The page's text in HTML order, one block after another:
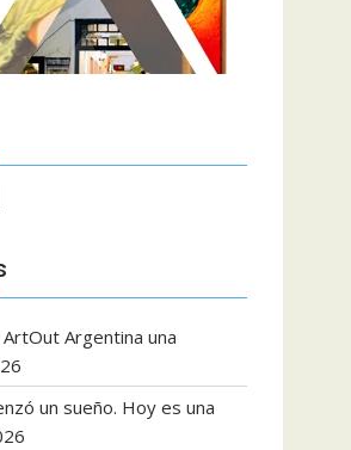
Argentina una
un sueño. Hoy es una